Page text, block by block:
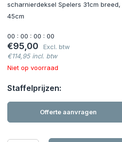
scharnierdeksel Spelers 31cm
45cm
00 : 00 : 00 : 00
€95,00
Excl. btw
€114,95 incl. btw
Niet op voorraad
Staffelprijzen:
Offerte aanvragen